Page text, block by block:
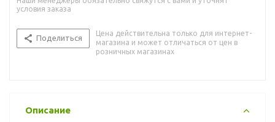
условия заказа
Поделиться
Цена действительна только для интернет-
магазина и может отличаться от цен в
розничных магазинах
Описание